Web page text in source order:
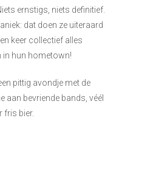
ernstigs, niets definitief.
dat doen ze uiteraard
keer collectief alles
in hun hometown!
pittig avondje met de
aan bevriende bands, véél
fris bier.